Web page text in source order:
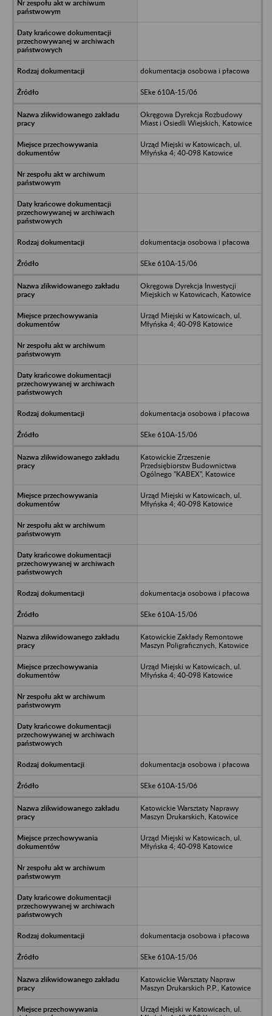
dokumentacja osobowa i płacowa
SEke 610A-15/06
Okręgowa Dyrekcja Rozbudowy
Miast i Osiedli Wiejskich, Katowice
Urząd Miejski w Katowicach, ul.
Młyńska 4; 40-098 Katowice
dokumentacja osobowa i płacowa
SEke 610A-15/06
Okręgowa Dyrekcja Inwestycji
Miejskich w Katowicach, Katowice
Urząd Miejski w Katowicach, ul.
Młyńska 4; 40-098 Katowice
dokumentacja osobowa i płacowa
SEke 610A-15/06
Katowickie Zrzeszenie
Przedsiębiorstw Budownictwa
Ogólnego "KABEX", Katowice
Urząd Miejski w Katowicach, ul.
Młyńska 4; 40-098 Katowice
dokumentacja osobowa i płacowa
SEke 610A-15/06
Katowickie Zakłady Remontowe
Maszyn Poligraficznych, Katowice
Urząd Miejski w Katowicach, ul.
Młyńska 4; 40-098 Katowice
dokumentacja osobowa i płacowa
SEke 610A-15/06
Katowickie Warsztaty Naprawy
Maszyn Drukarskich, Katowice
Urząd Miejski w Katowicach, ul.
Młyńska 4; 40-098 Katowice
dokumentacja osobowa i płacowa
SEke 610A-15/06
Katowickie Warsztaty Napraw
Maszyn Drukarskich P.P., Katowice
Urząd Miejski w Katowicach, ul.